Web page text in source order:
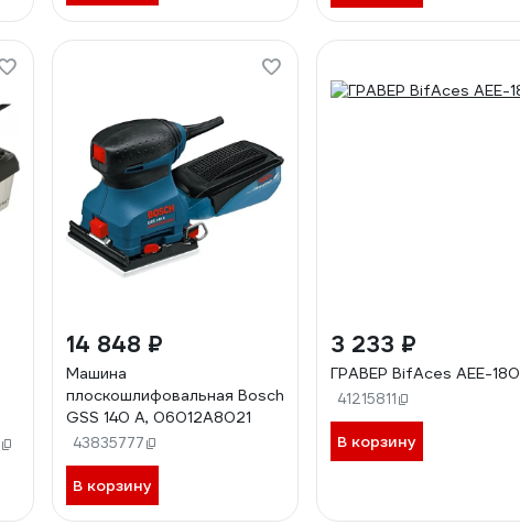
14 848 ₽
Машина
плоскошлифовальная Bosch
GSS 140 A, 06012A8021
43835777
В корзину
3 233 ₽
ГРАВЕР BifAces AEE-180
41215811
В корзину